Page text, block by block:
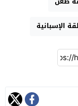
الإسبانية